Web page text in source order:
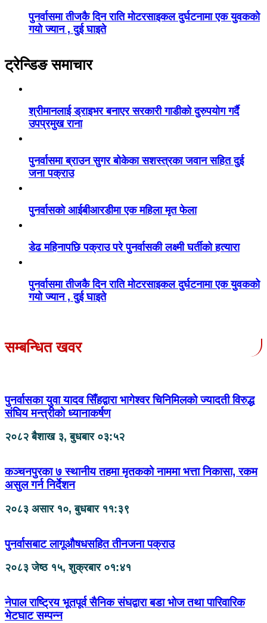
पुनर्वासमा तीजकै दिन राति मोटरसाइकल दुर्घटनामा एक युवकको
गयो ज्यान , दुई घाइते
ट्रेन्डिङ समाचार
श्रीमानलाई ड्राइभर बनाएर सरकारी गाडीको दुरुपयोग गर्दै
उपप्रमुख राना
पुनर्वासमा ब्राउन सुगर बोकेका सशस्त्रका जवान सहित दुई
जना पक्राउ
पुनर्वासको आईबीआरडीमा एक महिला मृत फेला
डेढ महिनापछि पक्राउ परे पुनर्वासकी लक्ष्मी घर्तीको हत्यारा
पुनर्वासमा तीजकै दिन राति मोटरसाइकल दुर्घटनामा एक युवकको
गयो ज्यान , दुई घाइते
सम्बन्धित खवर
पुनर्वासका युवा यादव सिँहद्वारा भागेश्वर चिनिमिलको ज्यादती विरुद्ध
संघिय मन्त्रीको ध्यानाकर्षण
२०८२ बैशाख ३, बुधबार ०३:५२
कञ्चनपुरका ७ स्थानीय तहमा मृतकको नाममा भत्ता निकासा, रकम
असुल गर्न निर्देशन
२०८३ असार १०, बुधबार ११:३९
पुनर्वासबाट लागूऔषधसहित तीनजना पक्राउ
२०८३ जेष्ठ १५, शुक्रबार ०१:४१
नेपाल राष्ट्रिय भूतपूर्व सैनिक संघद्वारा बडा भोज तथा पारिवारिक
भेटघाट सम्पन्न